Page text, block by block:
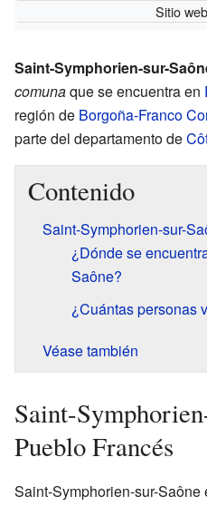
Sitio
Saint-Symphorien-sur-
comunaque se encuentra en
región de Borgoña-Franco
parte del departamento de
Contenido
Saint-Symphorien-sur-
¿Dónde se
Saône?
¿Cuántas personas
Véase también
Saint-
Pueblo Francés
Saint-Symphorien-sur-